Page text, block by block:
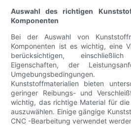
Auswahl des richtigen
Komponenten
Bei der Auswahl von
Komponenten ist es wichtig, eine
berücksichtigen,
Eigenschaften, der
Kunststoffmaterialien bieten
geringer Reibungs- und
wichtig, das richtige Material für
auszuwählen. Einige gängige
CNC -Bearbeitung verwendet